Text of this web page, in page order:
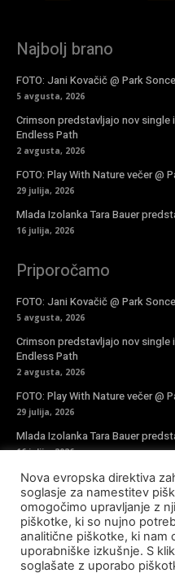
Najbolj brano
FOTO: Jani Kovačič @ Park
5 avgusta, 2026
Crimson predstavljajo nov single
Endless Path
2 avgusta, 2026
FOTO: Play With Nature večer @
29 julija, 2026
Mlada Izolanka Tara Bauer
16 julija, 2026
Priporočamo
FOTO: Jani Kovačič @ Park
5 avgusta, 2026
Crimson predstavljajo nov single
Endless Path
2 avgusta, 2026
FOTO: Play With Nature večer @
29 julija, 2026
Mlada Izolanka Tara Bauer
16 julija, 2026
Vpiši se v novičke
Nova evropska direktiva
soglasje za namestitev
omogočimo upravljanje z
piškotke, ki so nujno
analitične piškotke, ki nam
uporabniške izkušnje. S
soglašate z uporabo